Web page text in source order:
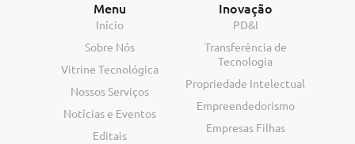
Menu
Início
Sobre Nós
Vitrine Tecnológica
Nossos Serviços
Notícias e Eventos
Editais
Inovação
PD&I
Transferência de
Tecnologia
Propriedade Intelectual
Empreendedorismo
Empresas Filhas